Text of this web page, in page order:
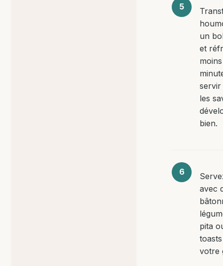
un
et
les
bien.
avec
pita
votre